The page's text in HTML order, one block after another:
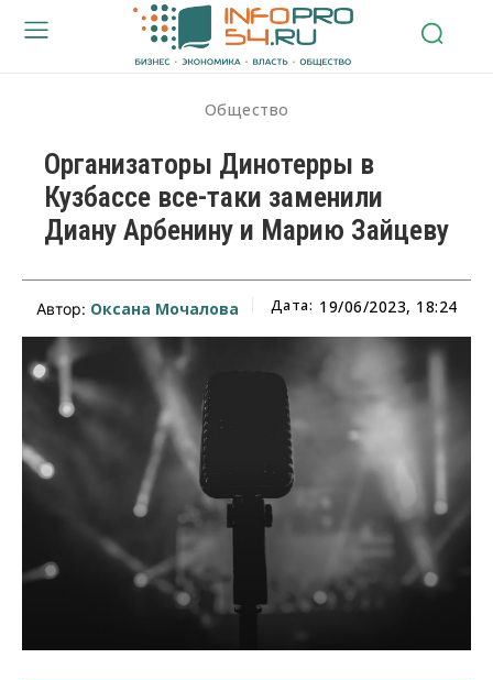
Общество
Организаторы Динотерры в
Кузбассе все-таки заменили
Диану Арбенину и Марию Зайцеву
Автор: Оксана Мочалова Дата: 19/06/2023, 18:24